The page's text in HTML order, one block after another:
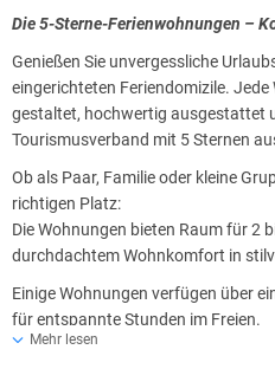
Die 5-Sterne-Ferienwohnungen –
Genießen Sie unvergessliche
eingerichteten Feriendomizile.
gestaltet, hochwertig ausgestattet
Tourismusverband mit 5 Sternen
Ob als Paar, Familie oder kleine
richtigen Platz:
Die Wohnungen bieten Raum für 2
durchdachtem Wohnkomfort in
Einige Wohnungen verfügen über
für entspannte Stunden im Freien.
Mehr lesen